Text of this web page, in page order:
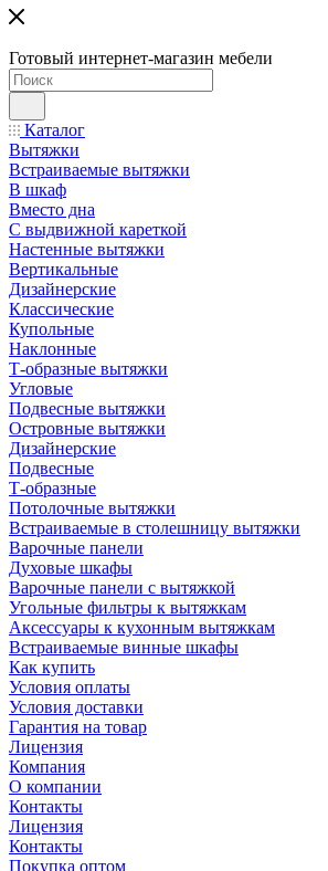
Готовый интернет-магазин мебели
Каталог
Вытяжки
Встраиваемые вытяжки
В шкаф
Вместо дна
С выдвижной кареткой
Настенные вытяжки
Вертикальные
Дизайнерские
Классические
Купольные
Наклонные
Т-образные вытяжки
Угловые
Подвесные вытяжки
Островные вытяжки
Дизайнерские
Подвесные
Т-образные
Потолочные вытяжки
Встраиваемые в столешницу вытяжки
Варочные панели
Духовые шкафы
Варочные панели с вытяжкой
Угольные фильтры к вытяжкам
Аксессуары к кухонным вытяжкам
Встраиваемые винные шкафы
Как купить
Условия оплаты
Условия доставки
Гарантия на товар
Лицензия
Компания
О компании
Контакты
Лицензия
Контакты
Покупка оптом